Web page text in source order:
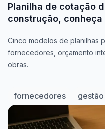
Planilha de cotação
construção, conheça
Cinco modelos de planilhas
fornecedores, orçamento
obras.
fornecedores gestão